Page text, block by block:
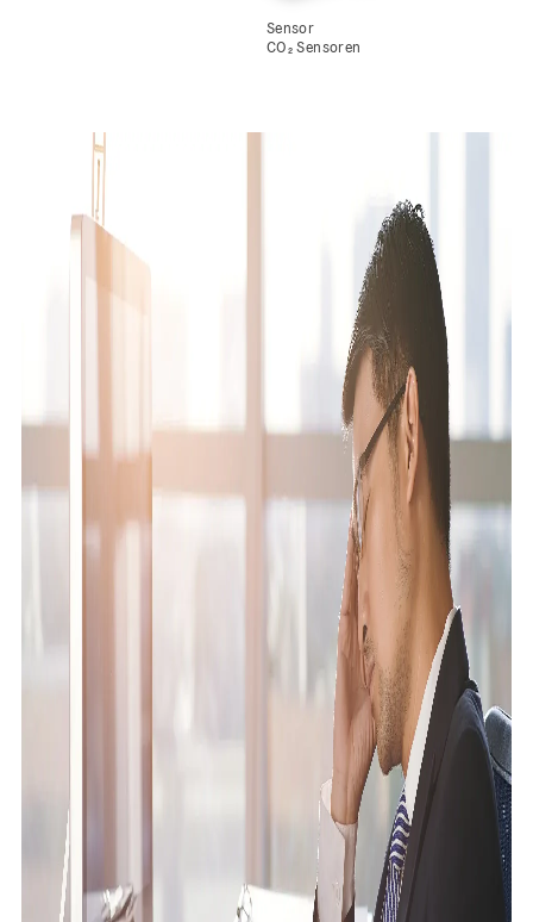
Sensor
CO₂ Sensoren